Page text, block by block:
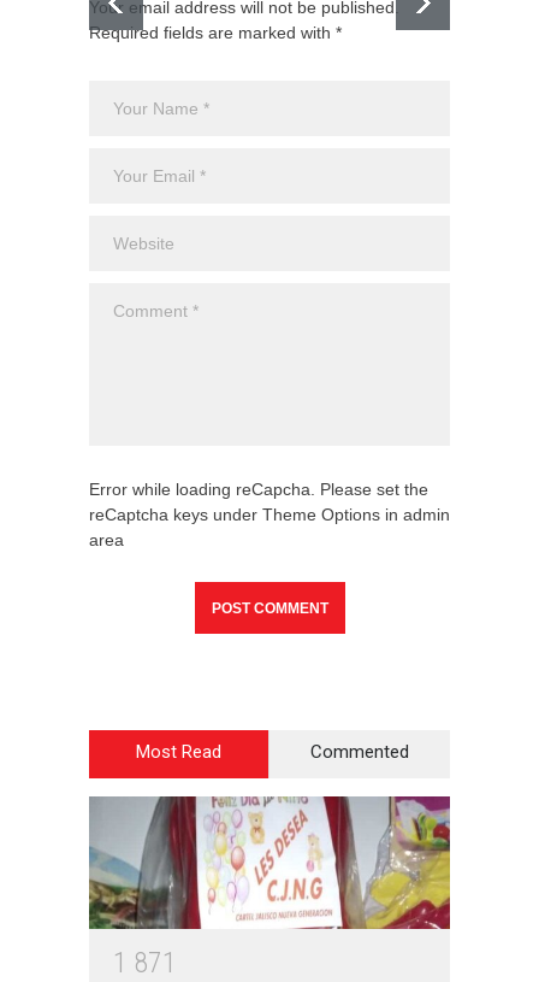
Your email address will not be published.
Required fields are marked with *
Error while loading reCapcha. Please set the
reCaptcha keys under Theme Options in admin
area
Most Read Commented
1 871